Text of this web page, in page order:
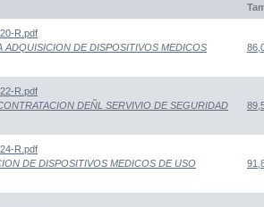
R.pdf
ADQUISICION DE DISPOSITIVOS MEDICOS
R.pdf
DEÑL SERVIVIO DE SEGURIDAD
R.pdf
DE DISPOSITIVOS MEDICOS DE USO